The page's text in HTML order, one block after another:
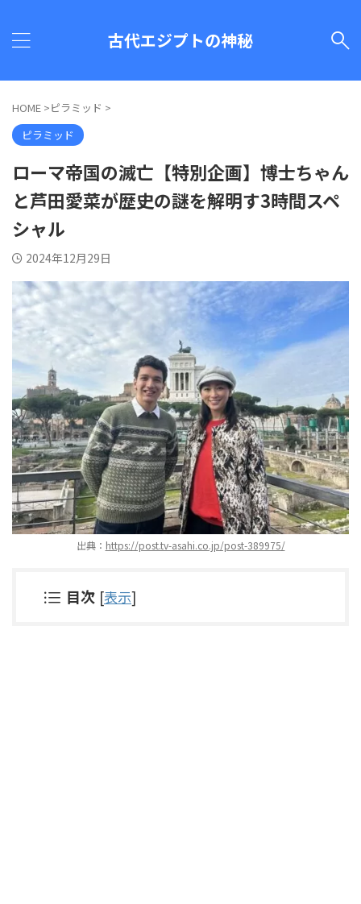
古代エジプトの神秘
HOME >ピラミッド >
ピラミッド
ローマ帝国の滅亡【特別企画】博士ちゃん
と芦田愛菜が歴史の謎を解明す3時間スペ
シャル
2024年12月29日
出典： https://post.tv-asahi.co.jp/post-389975/
目次 [表示]